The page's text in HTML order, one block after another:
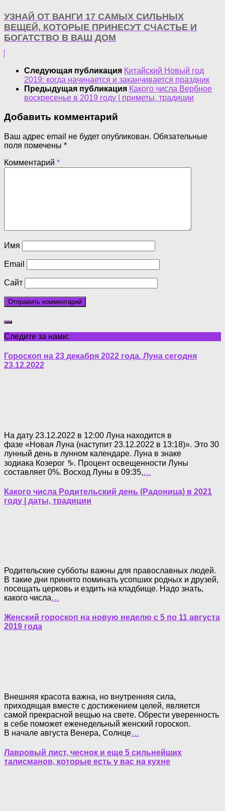
УЗНАЙ ОТ ВАНГИ 17 САМЫХ СИЛЬНЫХ
ВЕЩЕЙ, КОТОРЫЕ ПРИНЕСУТ СЧАСТЬЕ И
БОГАТСТВО В ВАШ ДОМ
Следующая публикация Китайский Новый год
2019: когда начинается и заканчивается праздник
Предыдущая публикация Какого числа Вербное
воскресенье в 2019 году | приметы, традиции
Добавить комментарий
Ваш адрес email не будет опубликован. Обязательные
поля помечены *
Комментарий *
Имя
Email
Сайт
Следите за нами:
Гороскоп на 23 декабря 2022 года. Луна сегодня
23.12.2022
На дату 23.12.2022 в 12:00 Луна находится в
фазе «Новая Луна (наступит 23.12.2022 в 13:18)». Это 30
лунный день в лунном календаре. Луна в знаке
зодиака Козерог ♑. Процент освещенности Луны
составляет 0%. Восход Луны в 09:35,…
Какого числа Родительский день (Радоница) в 2021
году | даты, традиции
Родительские субботы важны для православных людей.
В такие дни принято поминать усопших родных и друзей,
посещать церковь и ездить на кладбище. Надо знать,
какого числа…
Женский гороскоп на новую неделю с 5 по 11 августа
2019 года
Внешняя красота важна, но внутренняя сила,
приходящая вместе с достижением целей, является
самой прекрасной вещью на свете. Обрести уверенность
в себе поможет еженедельный женский гороскоп.
В начале августа Венера, Солнце…
Лавровый лист, чеснок и еще 5 сильнейших
талисманов, которые есть у вас на кухне